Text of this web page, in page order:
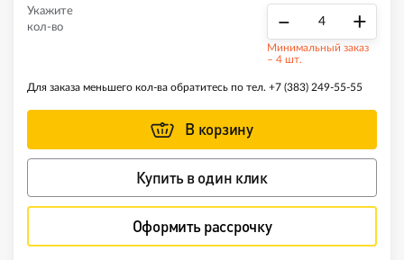
Укажите
кол-во
– +
Минимальный заказ
– 4 шт.
Для заказа меньшего кол-ва обратитесь по тел. +7 (383) 249-55-55
В корзину
Купить в один клик
Оформить рассрочку